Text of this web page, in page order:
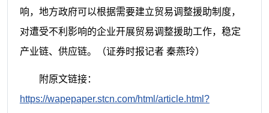
响，地方政府可以根据需要建立贸易调整援助制度，
对遭受不利影响的企业开展贸易调整援助工作，稳定
产业链、供应链。（证券时报记者 秦燕玲）
附原文链接：
https://wapepaper.stcn.com/html/article.html?